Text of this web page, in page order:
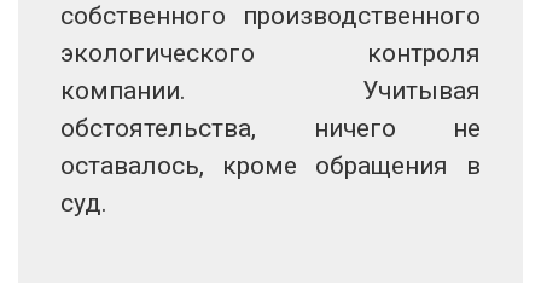
собственного производственного
экологического контроля
компании. Учитывая
обстоятельства, ничего не
оставалось, кроме обращения в
суд.